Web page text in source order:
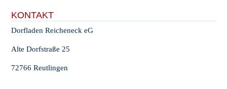
KONTAKT
Dorfladen Reicheneck eG
Alte Dorfstraße 25
72766 Reutlingen